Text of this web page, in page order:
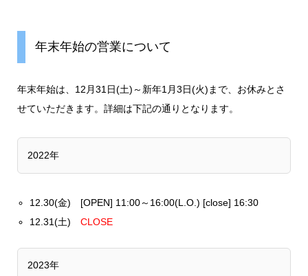
年末年始の営業について
年末年始は、12月31日(土)～新年1月3日(火)まで、お休みとさ
せていただきます。詳細は下記の通りとなります。
2022年
12.30(金) [OPEN] 11:00～16:00(L.O.) [close] 16:30
12.31(土)CLOSE
2023年